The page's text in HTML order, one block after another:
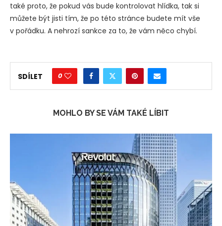
také proto, že pokud vás bude kontrolovat hlídka, tak si
můžete být jisti tím, že po této stránce budete mít vše
v pořádku. A nehrozí sankce za to, že vám něco chybí.
SDÍLET 0
MOHLO BY SE VÁM TAKÉ LÍBIT